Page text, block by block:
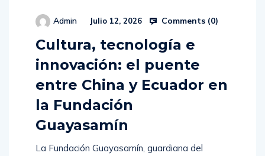
Admin Julio 12, 2026 Comments (0)
Cultura, tecnología e
innovación: el puente
entre China y Ecuador en
la Fundación
Guayasamín
La Fundación Guayasamín, guardiana del